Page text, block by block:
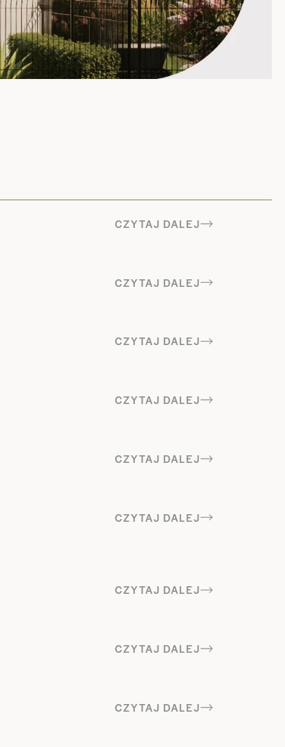
CZYTAJ DALEJ
CZYTAJ DALEJ
CZYTAJ DALEJ
CZYTAJ DALEJ
CZYTAJ DALEJ
CZYTAJ DALEJ
CZYTAJ DALEJ
CZYTAJ DALEJ
CZYTAJ DALEJ